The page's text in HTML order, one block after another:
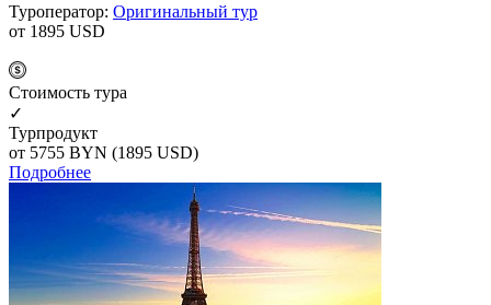
Туроператор: Оригинальный тур
от 1895 USD
Cтоимость тура
✓
Турпродукт
от 5755 BYN (1895 USD)
Подробнее